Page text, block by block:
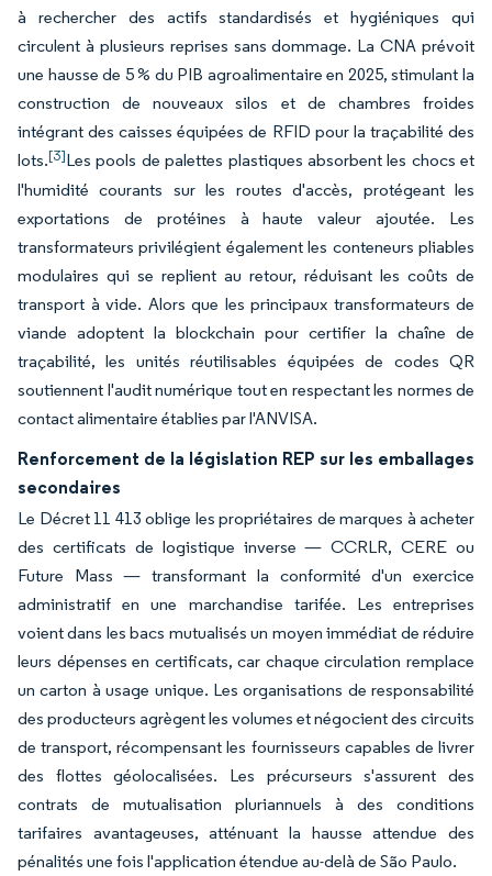
à rechercher des actifs standardisés et hygiéniques qui
circulent à plusieurs reprises sans dommage. La CNA prévoit
une hausse de 5 % du PIB agroalimentaire en 2025, stimulant la
construction de nouveaux silos et de chambres froides
intégrant des caisses équipées de RFID pour la traçabilité des
lots.[3]Les pools de palettes plastiques absorbent les chocs et
l'humidité courants sur les routes d'accès, protégeant les
exportations de protéines à haute valeur ajoutée. Les
transformateurs privilégient également les conteneurs pliables
modulaires qui se replient au retour, réduisant les coûts de
transport à vide. Alors que les principaux transformateurs de
viande adoptent la blockchain pour certifier la chaîne de
traçabilité, les unités réutilisables équipées de codes QR
soutiennent l'audit numérique tout en respectant les normes de
contact alimentaire établies par l'ANVISA.
Renforcement de la législation REP sur les emballages
secondaires
Le Décret 11 413 oblige les propriétaires de marques à acheter
des certificats de logistique inverse — CCRLR, CERE ou
Future Mass — transformant la conformité d'un exercice
administratif en une marchandise tarifée. Les entreprises
voient dans les bacs mutualisés un moyen immédiat de réduire
leurs dépenses en certificats, car chaque circulation remplace
un carton à usage unique. Les organisations de responsabilité
des producteurs agrègent les volumes et négocient des circuits
de transport, récompensant les fournisseurs capables de livrer
des flottes géolocalisées. Les précurseurs s'assurent des
contrats de mutualisation pluriannuels à des conditions
tarifaires avantageuses, atténuant la hausse attendue des
pénalités une fois l'application étendue au-delà de São Paulo.